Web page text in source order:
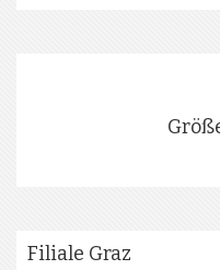
Filiale Graz